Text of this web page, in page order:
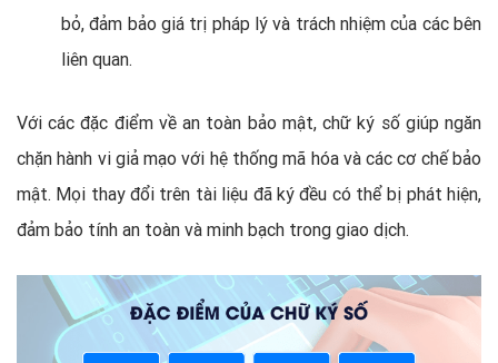
bỏ, đảm bảo giá trị pháp lý và trách nhiệm của các bên
liên quan.
​​​​​​Với các đặc điểm về an toàn bảo mật, chữ ký số giúp ngăn
chặn hành vi giả mạo với hệ thống mã hóa và các cơ chế bảo
mật. Mọi thay đổi trên tài liệu đã ký đều có thể bị phát hiện,
đảm bảo tính an toàn và minh bạch trong giao dịch.